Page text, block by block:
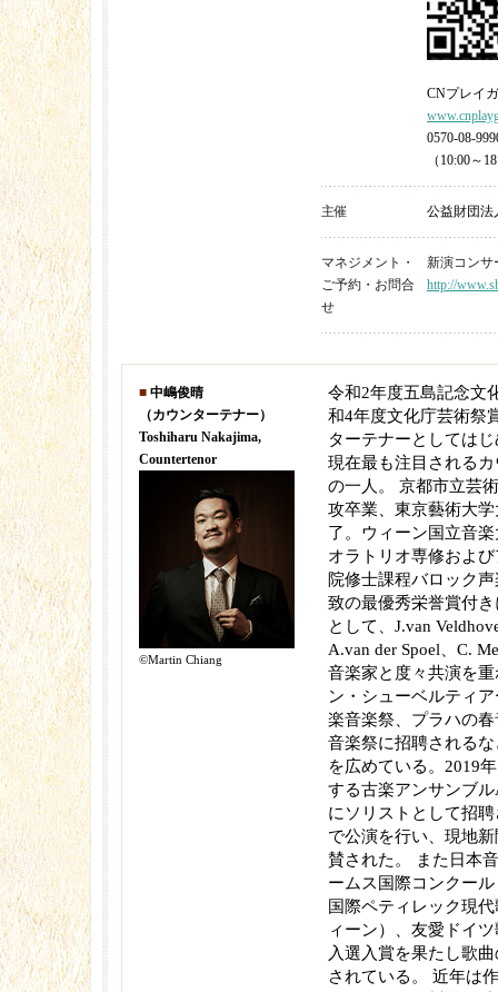
CNプレイ
0570-08-
（10:00～
主催 公益財団法
マネジメント・
ご予約・お問合
せ
新演コンサ
http://
■ 中嶋俊晴
（カウンターテナー）
Toshiharu Nakajima,
Countertenor
©︎Martin Chiang
令和2年度五島記念文
和4年度文化庁芸術祭
ターテナーとしては
現在最も注目される
の一人。 京都市立芸
攻卒業、東京藝術大
了。ウィーン国立音
オラトリオ専修およ
院修士課程バロック
致の最優秀栄誉賞付
として、J.van
A.van der Spoel、C.
音楽家と度々共演を
ン・シューベルティ
楽音楽祭、プラハの
音楽祭に招聘される
を広めている。2019
する古楽アンサンブ
にソリストとして招
で公演を行い、現地
賛された。 また日本
ームス国際コンクー
国際ペティレック現
ィーン）、友愛ドイ
入選入賞を果たし歌
されている。 近年は